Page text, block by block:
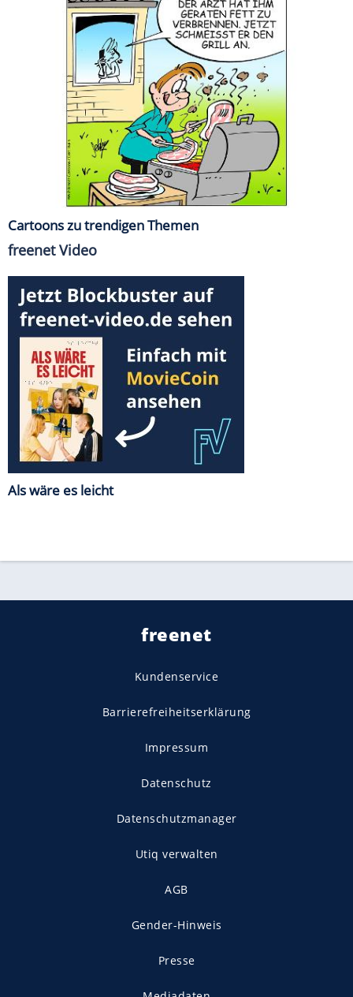
Cartoons zu trendigen Themen
freenet Video
Als wäre es leicht
freenet
Kundenservice
Barrierefreiheitserklärung
Impressum
Datenschutz
Datenschutzmanager
Utiq verwalten
AGB
Gender-Hinweis
Presse